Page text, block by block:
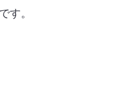
す。